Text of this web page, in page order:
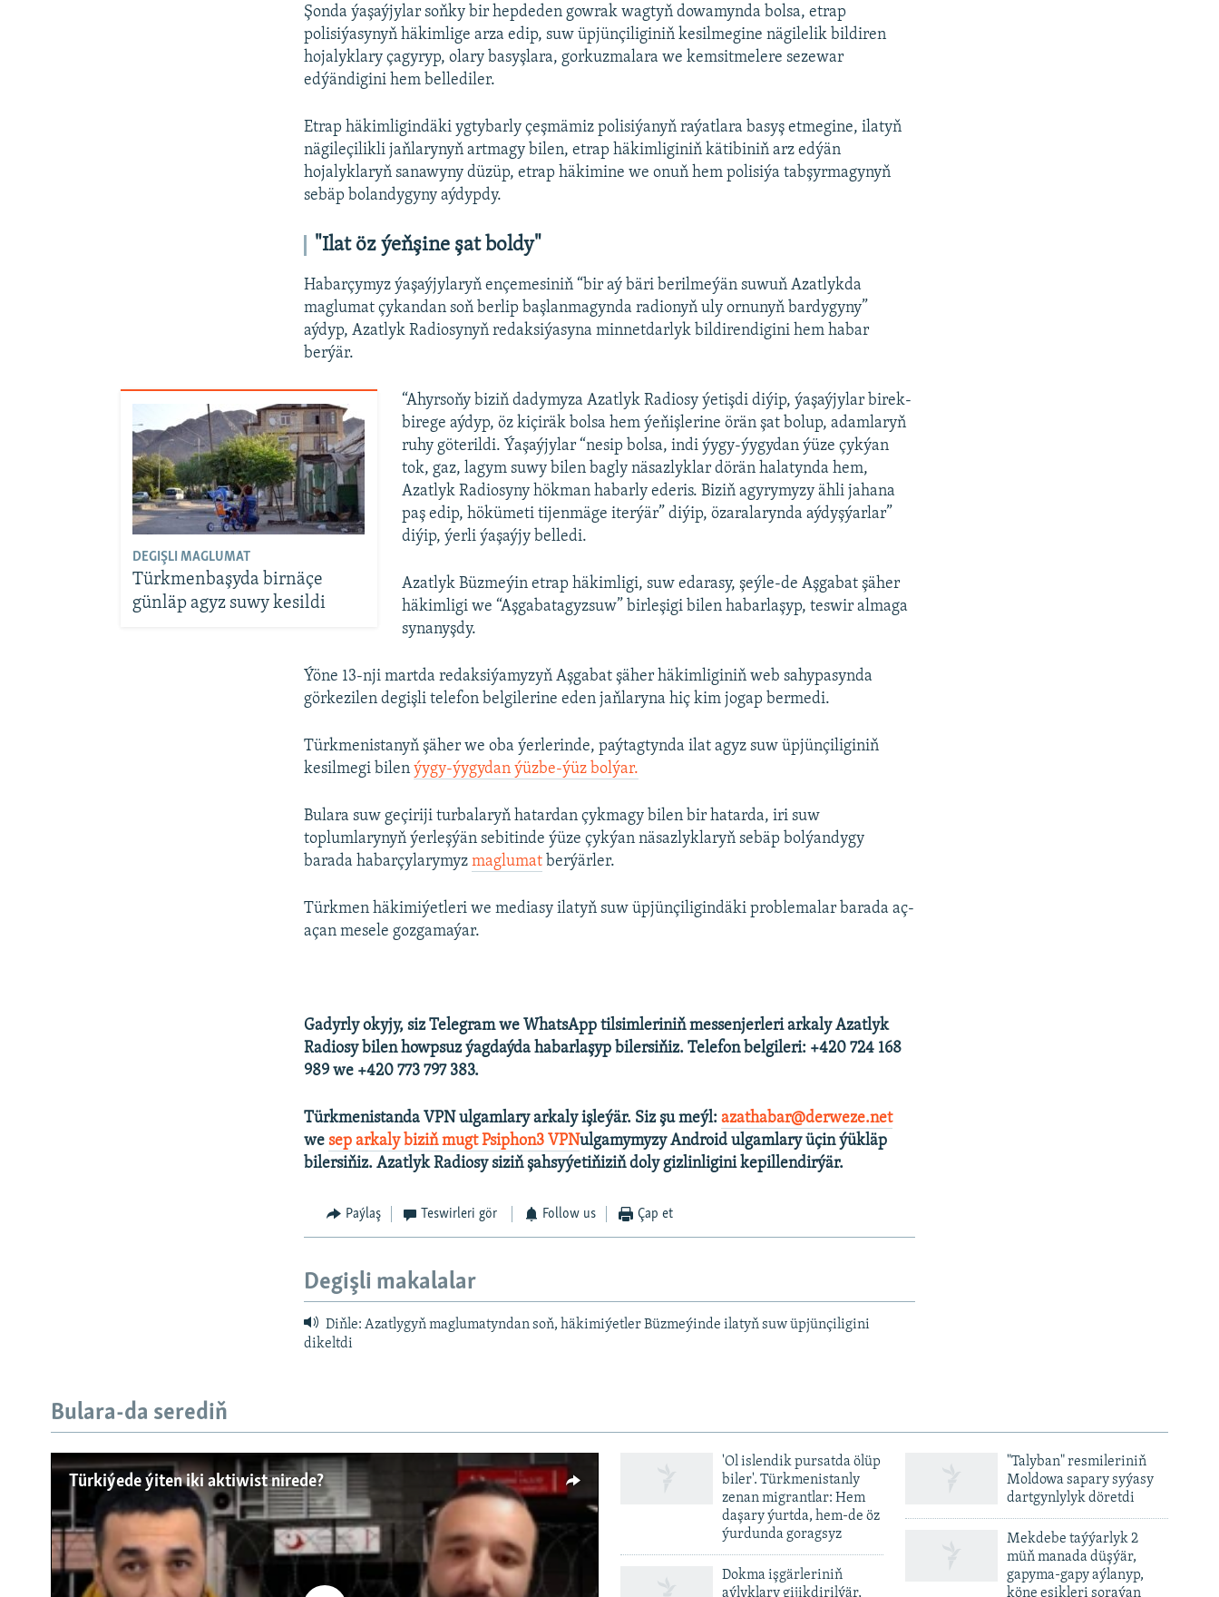
Русский
BIZI YZARLAŇ
Şonda ýaşaýjylar soňky bir hepdeden gowrak wagtyň dowamynda bolsa, etrap
polisiýasynyň häkimlige arza edip, suw üpjünçiliginiň kesilmegine nägilelik bildiren
hojalyklary çagyryp, olary basyşlara, gorkuzmalara we kemsitmelere sezewar
edýändigini hem bellediler.
Etrap häkimligindäki ygtybarly çeşmämiz polisiýanyň raýatlara basyş etmegine, ilatyň
nägileçilikli jaňlarynyň artmagy bilen, etrap häkimliginiň kätibiniň arz edýän
hojalyklaryň sanawyny düzüp, etrap häkimine we onuň hem polisiýa tabşyrmagynyň
sebäp bolandygyny aýdypdy.
"Ilat öz ýeňşine şat boldy"
Habarçymyz ýaşaýjylaryň ençemesiniň “bir aý bäri berilmeýän suwuň Azatlykda
maglumat çykandan soň berlip başlanmagynda radionyň uly ornunyň bardygyny”
aýdyp, Azatlyk Radiosynyň redaksiýasyna minnetdarlyk bildirendigini hem habar
berýär.
DEGIŞLI MAGLUMAT
Türkmenbaşyda birnäçe
günläp agyz suwy kesildi
“Ahyrsoňy biziň dadymyza Azatlyk Radiosy ýetişdi diýip, ýaşaýjylar birek-
birege aýdyp, öz kiçiräk bolsa hem ýeňişlerine örän şat bolup, adamlaryň
ruhy göterildi. Ýaşaýjylar “nesip bolsa, indi ýygy-ýygydan ýüze çykýan
tok, gaz, lagym suwy bilen bagly näsazlyklar dörän halatynda hem,
Azatlyk Radiosyny hökman habarly ederis. Biziň agyrymyzy ähli jahana
paş edip, hökümeti tijenmäge iterýär” diýip, özaralarynda aýdyşýarlar”
diýip, ýerli ýaşaýjy belledi.
Azatlyk Büzmeýin etrap häkimligi, suw edarasy, şeýle-de Aşgabat şäher
häkimligi we “Aşgabatagyzsuw” birleşigi bilen habarlaşyp, teswir almaga
synanyşdy.
Ýöne 13-nji martda redaksiýamyzyň Aşgabat şäher häkimliginiň web sahypasynda
görkezilen degişli telefon belgilerine eden jaňlaryna hiç kim jogap bermedi.
Türkmenistanyň şäher we oba ýerlerinde, paýtagtynda ilat agyz suw üpjünçiliginiň
kesilmegi bilenýygy-ýygydan ýüzbe-ýüz bolýar.
Bulara suw geçiriji turbalaryň hatardan çykmagy bilen bir hatarda, iri suw
toplumlarynyň ýerleşýän sebitinde ýüze çykýan näsazlyklaryň sebäp bolýandygy
barada habarçylarymyzmaglumat berýärler.
Türkmen häkimiýetleri we mediasy ilatyň suw üpjünçiligindäki problemalar barada aç-
açan mesele gozgamaýar.
Gadyrly okyjy, siz Telegram we WhatsApp tilsimleriniň messenjerleri arkaly Azatlyk
Radiosy bilen howpsuz ýagdaýda habarlaşyp bilersiňiz. Telefon belgileri: +420 724 168
989 we +420 773 797 383.
Türkmenistanda VPN ulgamlary arkaly işleýär. Siz şu meýl:azathabar@derweze.net
wesep arkaly biziň mugt Psiphon3 VPNulgamymyzy Android ulgamlary üçin ýükläp
bilersiňiz. Azatlyk Radiosy siziň şahsyýetiňiziň doly gizlinligini kepillendirýär.
Paýlaş Teswirleri gör Follow us Çap et
Degişli makalalar
Diňle: Azatlygyň maglumatyndan soň, häkimiýetler Büzmeýinde ilatyň suw üpjünçiligini
dikeltdi
Bulara-da serediň
Türkiýede ýiten iki aktiwist nirede?
'Ol islendik pursatda ölüp
biler'. Türkmenistanly
zenan migrantlar: Hem
daşary ýurtda, hem-de öz
ýurdunda goragsyz
Dokma işgärleriniň
aýlyklary gijikdirilýär,
"Talyban" resmileriniň
Moldowa sapary syýasy
dartgynlylyk döretdi
Mekdebe taýýarlyk 2
müň manada düşýär,
gapyma-gapy aýlanyp,
köne eşikleri soraýan